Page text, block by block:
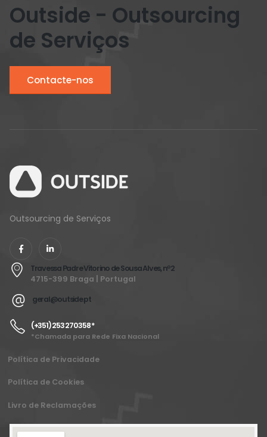
Outside - Outsourcing
de Serviços
Contacte-nos
Outsourcing de Serviços
Travessa Padre Vitorino de Sousa Alves, nº2
4715-399 Braga | Portugal
geral@outside.pt
(+351) 253 270 358 *
*Chamada para Rede Fixa Nacional
Política de Privacidade
Política de Cookies
Livro de Reclamações